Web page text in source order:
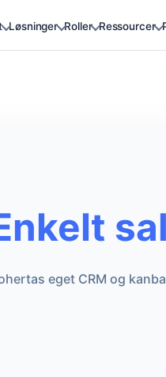
Løsninger Roller Ressourcer
eget CRM og